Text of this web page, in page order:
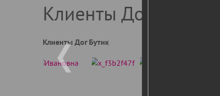
Клиенты Дог Бутик
Клиенты Дог Бутик